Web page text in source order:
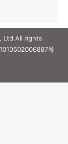
Ltd All rights
号